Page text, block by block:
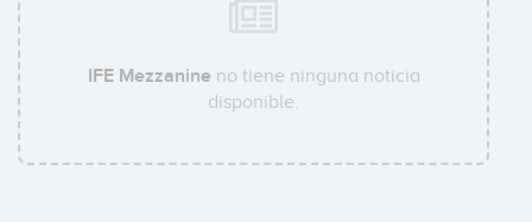
IFE Mezzanineno tiene ninguna noticia
disponible.